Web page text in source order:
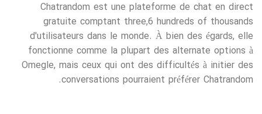
Chatrandom est une plateforme de chat en direct
gratuite comptant three,6 hundreds of thousands
d'utilisateurs dans le monde. À bien des égards, elle
fonctionne comme la plupart des alternate options à
Omegle, mais ceux qui ont des difficultés à initier des
conversations pourraient préférer Chatrandom.